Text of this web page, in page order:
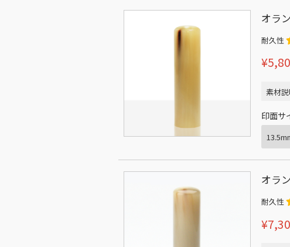
オラ
耐久性
素材
印面サ
オラ
耐久性